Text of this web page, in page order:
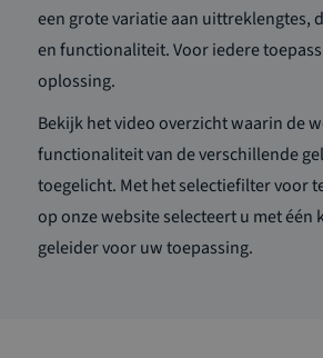
een grote variatie aan uittreklengtes,
en functionaliteit. Voor iedere
oplossing.
Bekijk het video overzicht waarin de
functionaliteit van de verschillende
toegelicht. Met het selectiefilter voor
op onze website selecteert u met één
geleider voor uw toepassing.